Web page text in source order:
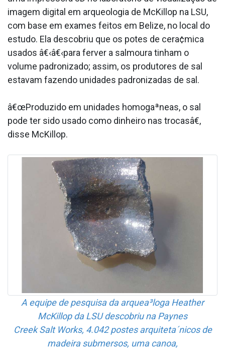
imagem digital em arqueologia de McKillop na LSU,
com base em exames feitos em Belize, no local do
estudo. Ela descobriu que os potes de cera¢mica
usados â€‹â€‹para ferver a salmoura tinham o
volume padronizado; assim, os produtores de sal
estavam fazendo unidades padronizadas de sal.
â€œProduzido em unidades homogaªneas, o sal
pode ter sido usado como dinheiro nas trocasâ€,
disse McKillop.
A equipe de pesquisa da arquea³loga Heather
McKillop da LSU descobriu na Paynes
Creek Salt Works, 4.042 postes arquiteta´nicos de
madeira submersos, uma canoa,